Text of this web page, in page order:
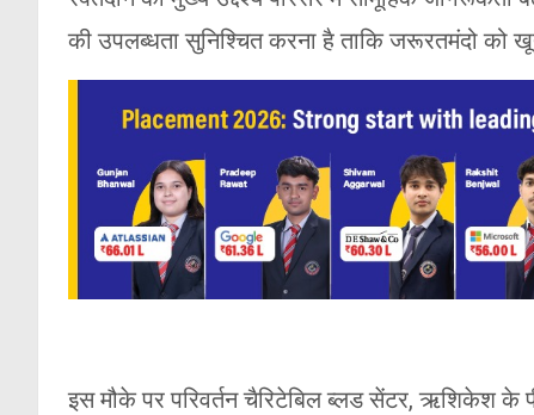
की उपलब्धता सुनिश्चित करना है ताकि जरूरतमंदो को
इस मौके पर परिवर्तन चैरिटेबिल ब्लड सेंटर, ऋशिकेश